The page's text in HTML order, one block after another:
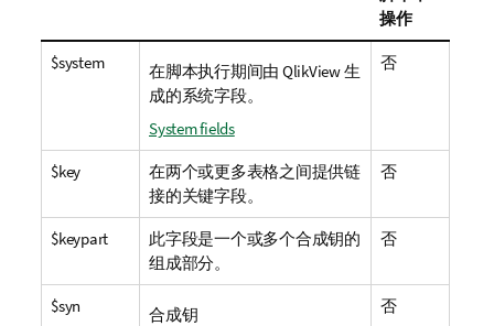
操作
$system 在脚本执行期间由 QlikView生
成的系统字段。
System fields
否
$key
在两个或更多表格之间提供链
接的关键字段。
否
$keypart
此字段是一个或多个合成钥的
组成部分。
否
$syn
合成钥
否